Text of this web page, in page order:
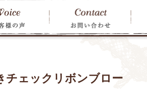
チェックリボンブロー